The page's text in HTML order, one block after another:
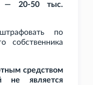
— 20-50
тыс.
по
собственника
средством
не является